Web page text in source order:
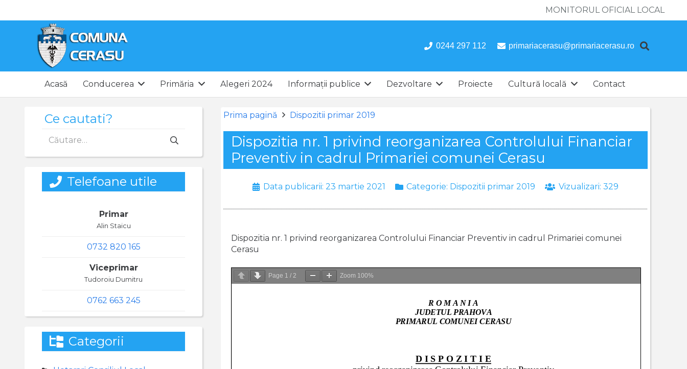
MONITORUL OFICIAL LOCAL
0244 297 112 primariacerasu@primariacerasu.ro
Acasă Conducerea Primăria Alegeri 2024 Informații publice Dezvoltare Proiecte Cultură locală Contact
Prima pagină Dispozitii primar 2019
Dispozitia nr. 1 privind reorganizarea Controlului Financiar
Preventiv in cadrul Primariei comunei Cerasu
Data publicarii: 23 martie 2021 Categorie: Dispozitii primar 2019 Vizualizari: 329
Dispozitia nr. 1 privind reorganizarea Controlului Financiar Preventiv in cadrul Primariei comunei
Cerasu
Page 1 / 2 Zoom 100%
Ce cautati?
după:
Telefoane utile
Primar
Alin Staicu
0732 820 165
Viceprimar
Tudoroiu Dumitru
0762 663 245
Categorii